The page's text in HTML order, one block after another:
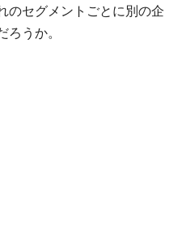
のセグメントごとに別の企
ろうか。